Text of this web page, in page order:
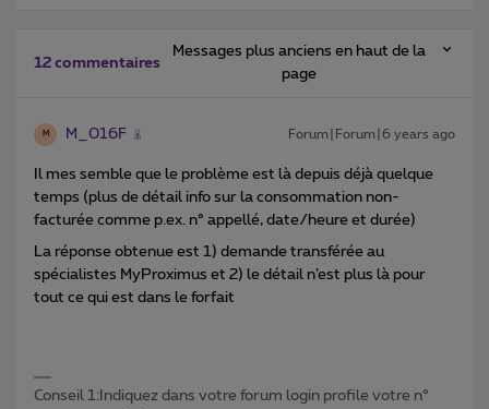
12 commentaires
Messages plus anciens en haut de la
page
M M_016F Forum|Forum|6 years ago
Il mes semble que le problème est là depuis déjà quelque
temps (plus de détail info sur la consommation non-
facturée comme p.ex. n° appellé, date/heure et durée)
La réponse obtenue est 1) demande transférée au
spécialistes MyProximus et 2) le détail n’est plus là pour
tout ce qui est dans le forfait
Conseil 1:Indiquez dans votre forum login profile votre n°